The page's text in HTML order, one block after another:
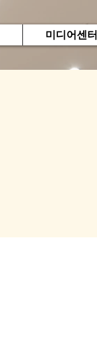
미디어센터